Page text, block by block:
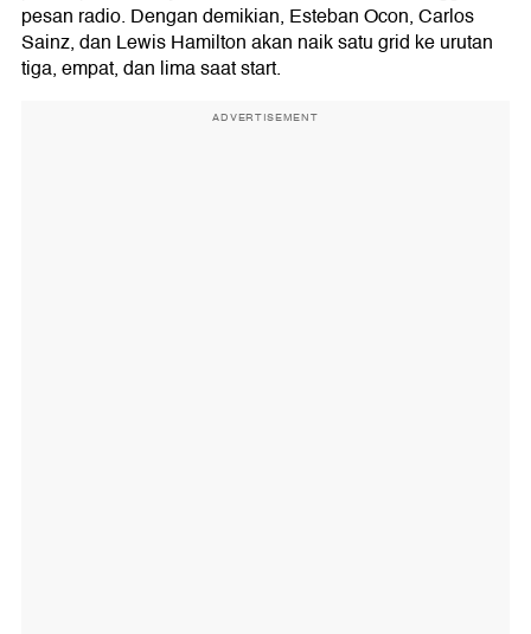
pesan radio. Dengan demikian, Esteban Ocon, Carlos
Sainz, dan Lewis Hamilton akan naik satu grid ke urutan
tiga, empat, dan lima saat start.
ADVERTISEMENT